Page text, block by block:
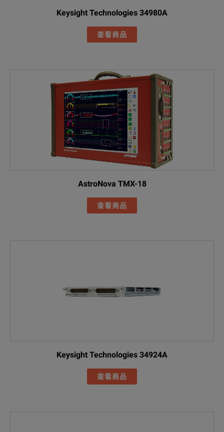
Keysight Technologies 34980A
查看商品
AstroNova TMX-18
查看商品
Keysight Technologies 34924A
查看商品